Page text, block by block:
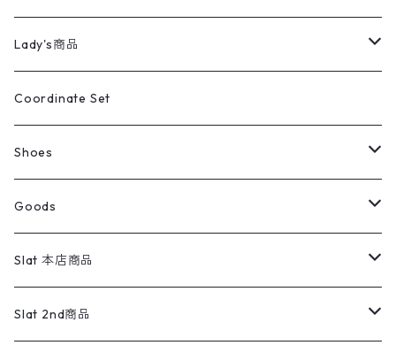
コート
ナイロンジャケット
セーター・カーディガン
ミリタリーパンツ
スラックス
オーバーオール・つなぎ
アウター
トップス
キッズ
アウター
トップス
ライフスタイル雑貨
ラグ・ブランケット
ブランド
ラルフローレン
リーバイス
Shirts
Ladies
Sweater
Goods
Military
スウィングトップ
アウトドアナイロンジャケット
スポーツナイロンジャケット
ワークジャケット
テーラードジャケット
ウールジャケット
ブランドシャツ
ストライプシャツ
柄シャツ
半袖シャツ
ポロシャツ
スウェット・パーカ
プリントスウェット
ロゴスウェット
ベスト
セーター・カーディガン
アランセーター
フリース
501,505
バギーズデニム
ミリタリーパンツ
チノパンツ
イージーパンツ
スラックス
ワークパンツ
コーデュロイパンツ
Vintage
Tops
Pants
Tops
Pants
Lady's商品
Tシャツ
ブラウス／シャツ／デザイントップス
長袖
半袖
ベスト／キャミソール
スウェット
ニット
Coordinate Set
Shoes
22cm以下
22.5cm
23cm
Goods
バンダナ
Slat 本店商品
Outer
Slat 2nd商品